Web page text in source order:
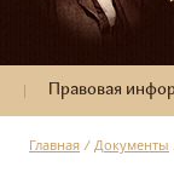
Правовая
Главная / Документы